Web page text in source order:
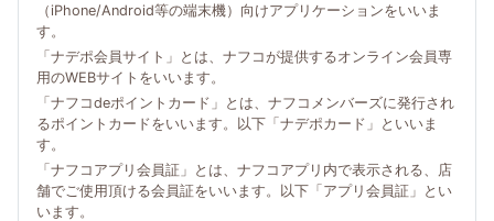
（iPhone/Android等の端末機）向けアプリケーションをいいま
す。
「ナデポ会員サイト」とは、ナフコが提供するオンライン会員専
用のWEBサイトをいいます。
「ナフコdeポイントカード」とは、ナフコメンバーズに発行され
るポイントカードをいいます。以下「ナデポカード」といいま
す。
「ナフコアプリ会員証」とは、ナフコアプリ内で表示される、店
舗でご使用頂ける会員証をいいます。以下「アプリ会員証」とい
います。